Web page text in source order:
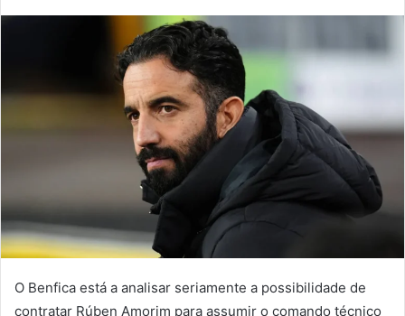
mail
O Benfica está a analisar seriamente a possibilidade de
contratar Rúben Amorim para assumir o comando técnico